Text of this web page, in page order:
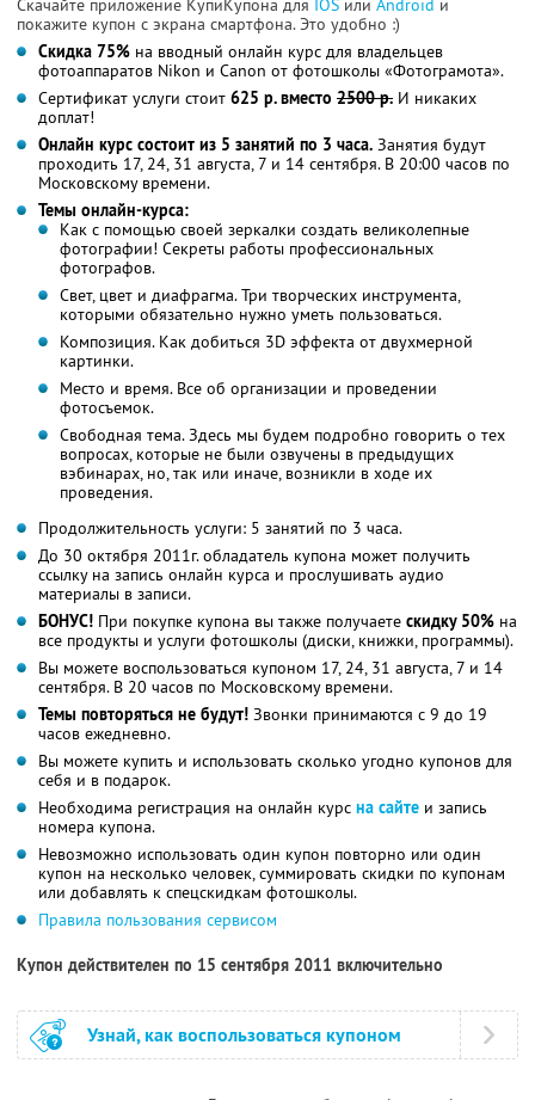
Скачайте приложение КупиКупона для IOS или Android и
покажите купон с экрана смартфона. Это удобно :)
Скидка 75% на вводный онлайн курс для владельцев
фотоаппаратов Nikon и Сanon от фотошколы «Фотограмота».
Сертификат услуги стоит 625 р. вместо 2500 р. И никаких
доплат!
Онлайн курс состоит из 5 занятий по 3 часа. Занятия будут
проходить 17, 24, 31 августа, 7 и 14 сентября. В 20:00 часов по
Московскому времени.
Темы онлайн-курса:
Как с помощью своей зеркалки создать великолепные
фотографии! Секреты работы профессиональных
фотографов.
Свет, цвет и диафрагма. Три творческих инструмента,
которыми обязательно нужно уметь пользоваться.
Композиция. Как добиться 3D эффекта от двухмерной
картинки.
Место и время. Все об организации и проведении
фотосъемок.
Свободная тема. Здесь мы будем подробно говорить о тех
вопросах, которые не были озвучены в предыдущих
вэбинарах, но, так или иначе, возникли в ходе их
проведения.
Продолжительность услуги: 5 занятий по 3 часа.
До 30 октября 2011г. обладатель купона может получить
ссылку на запись онлайн курса и прослушивать аудио
материалы в записи.
БОНУС! При покупке купона вы также получаете скидку 50% на
все продукты и услуги фотошколы (диски, книжки, программы).
Вы можете воспользоваться купоном 17, 24, 31 августа, 7 и 14
сентября. В 20 часов по Московскому времени.
Темы повторяться не будут! Звонки принимаются с 9 до 19
часов ежедневно.
Вы можете купить и использовать сколько угодно купонов для
себя и в подарок.
Необходима регистрация на онлайн курс на сайте и запись
номера купона.
Невозможно использовать один купон повторно или один
купон на несколько человек, суммировать скидки по купонам
или добавлять к спецскидкам фотошколы.
Правила пользования сервисом
Купон действителен по 15 сентября 2011 включительно
Узнай, как воспользоваться купоном